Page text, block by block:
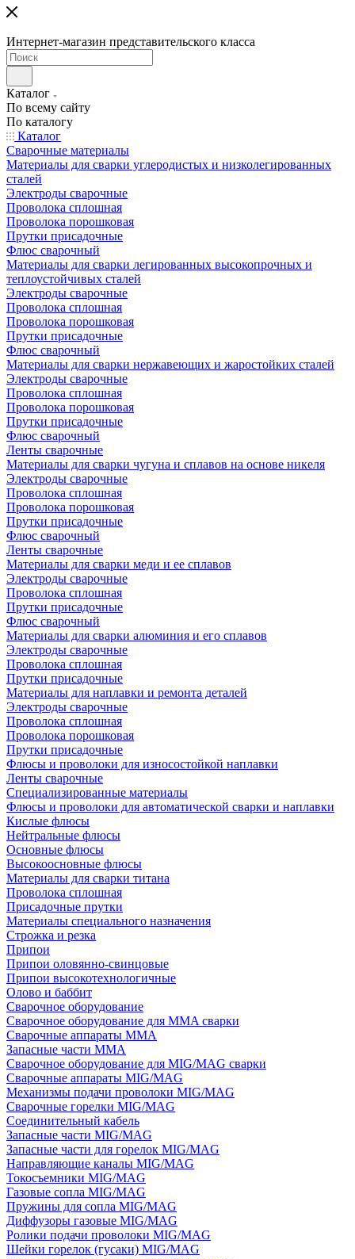
Интернет-магазин представительского класса
Каталог
По всему сайту
По каталогу
Каталог
Сварочные материалы
Материалы для сварки углеродистых и низколегированных
сталей
Электроды сварочные
Проволока сплошная
Проволока порошковая
Прутки присадочные
Флюс сварочный
Материалы для сварки легированных высокопрочных и
теплоустойчивых сталей
Электроды сварочные
Проволока сплошная
Проволока порошковая
Прутки присадочные
Флюс сварочный
Материалы для сварки нержавеющих и жаростойких сталей
Электроды сварочные
Проволока сплошная
Проволока порошковая
Прутки присадочные
Флюс сварочный
Ленты сварочные
Материалы для сварки чугуна и сплавов на основе никеля
Электроды сварочные
Проволока сплошная
Проволока порошковая
Прутки присадочные
Флюс сварочный
Ленты сварочные
Материалы для сварки меди и ее сплавов
Электроды сварочные
Проволока сплошная
Прутки присадочные
Флюс сварочный
Материалы для сварки алюминия и его сплавов
Электроды сварочные
Проволока сплошная
Прутки присадочные
Материалы для наплавки и ремонта деталей
Электроды сварочные
Проволока сплошная
Проволока порошковая
Прутки присадочные
Флюсы и проволоки для износостойкой наплавки
Ленты сварочные
Специализированные материалы
Флюсы и проволоки для автоматической сварки и наплавки
Кислые флюсы
Нейтральные флюсы
Основные флюсы
Высокоосновные флюсы
Материалы для сварки титана
Проволока сплошная
Присадочные прутки
Материалы специального назначения
Строжка и резка
Припои
Припои оловянно-свинцовые
Припои высокотехнологичные
Олово и баббит
Сварочное оборудование
Сварочное оборудование для MMA сварки
Сварочные аппараты MMA
Запасные части MMA
Сварочное оборудование для MIG/MAG сварки
Сварочные аппараты MIG/MAG
Механизмы подачи проволоки MIG/MAG
Сварочные горелки MIG/MAG
Соединительный кабель
Запасные части MIG/MAG
Запасные части для горелок MIG/MAG
Направляющие каналы MIG/MAG
Токосъемники MIG/MAG
Газовые сопла MIG/MAG
Пружины для сопла MIG/MAG
Диффузоры газовые MIG/MAG
Ролики подачи проволоки MIG/MAG
Шейки горелок (гусаки) MIG/MAG